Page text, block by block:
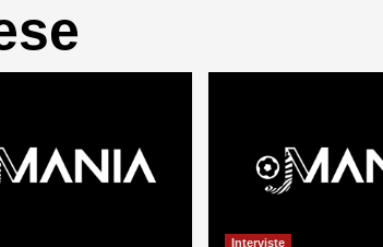
Interviste